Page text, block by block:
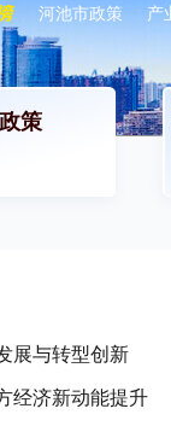
河池市政策 产
策
展与转型创新
经济新动能提升